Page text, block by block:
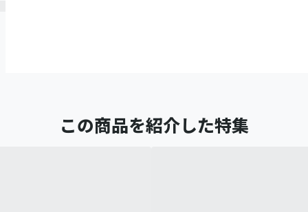
この商品を紹介した特集